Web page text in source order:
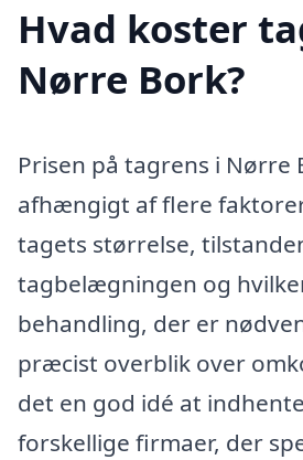
Hvad koster
Nørre Bork?
Prisen på tagrens i Nørre
afhængigt af flere
tagets størrelse,
tagbelægningen og
behandling, der er
præcist overblik over
det en god idé at
forskellige firmaer, der